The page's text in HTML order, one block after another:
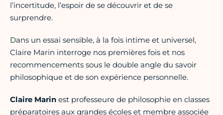
l’incertitude, l’espoir de se découvrir et de se
surprendre.
Dans un essai sensible, à la fois intime et universel,
Claire Marin interroge nos premières fois et nos
recommencements sous le double angle du savoir
philosophique et de son expérience personnelle.
Claire Marin est professeure de philosophie en classes
préparatoires aux grandes écoles et membre associée